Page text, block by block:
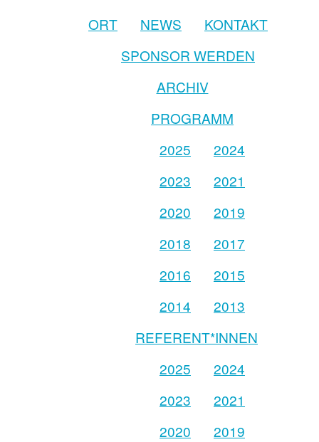
ORT
NEWS
KONTAKT
SPONSOR WERDEN
ARCHIV
PROGRAMM
2025
2024
2023
2021
2020
2019
2018
2017
2016
2015
2014
2013
REFERENT*INNEN
2025
2024
2023
2021
2020
2019